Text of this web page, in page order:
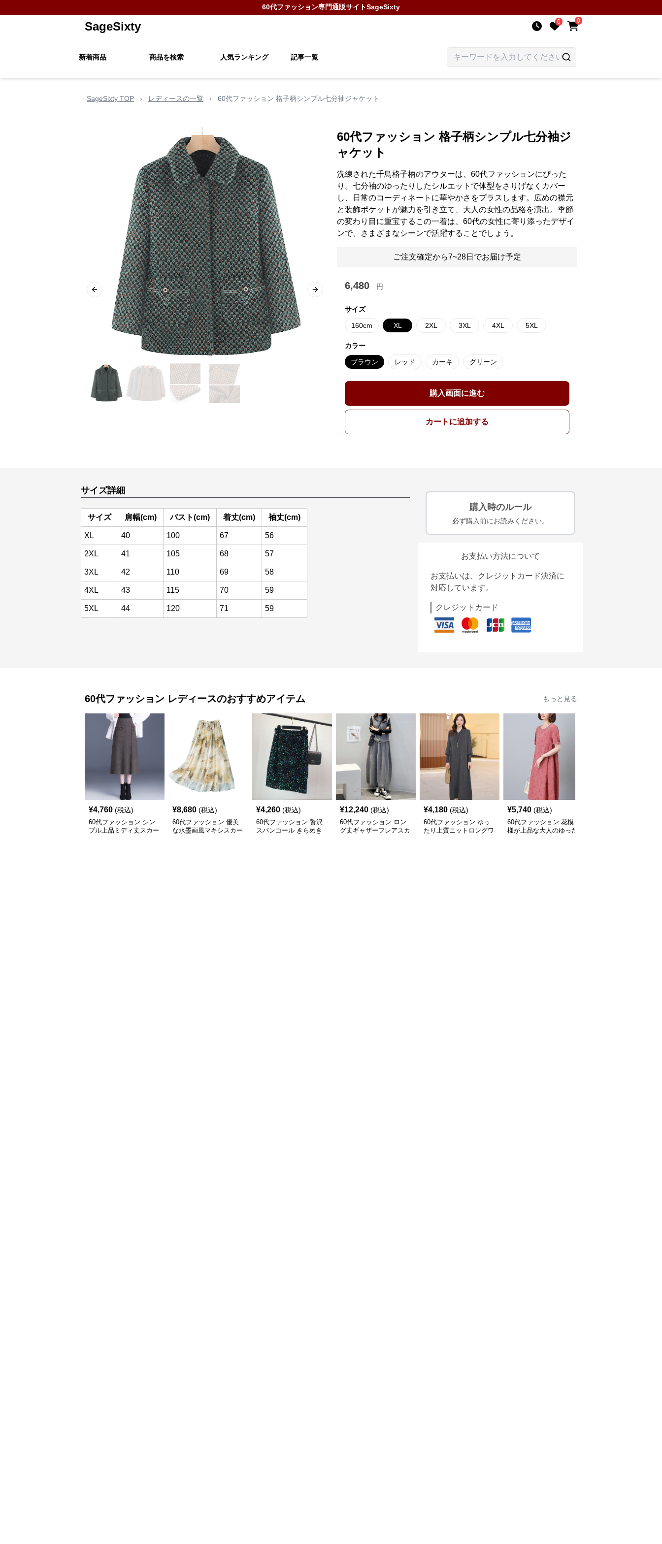
60代ファッション専門通販サイトSageSixty
SageSixty 0 0
新着商品 商品を検索 人気ランキング 記事一覧
SageSixty TOP › レディースの一覧 › 60代ファッション 格子柄シンプル七分袖ジャケット
Previous slide Next slide
60代ファッション 格子柄シンプル七分袖ジ
ャケット
洗練された千鳥格子柄のアウターは、60代ファッションにぴった
り。七分袖のゆったりしたシルエットで体型をさりげなくカバー
し、日常のコーディネートに華やかさをプラスします。広めの襟元
と装飾ポケットが魅力を引き立て、大人の女性の品格を演出。季節
の変わり目に重宝するこの一着は、60代の女性に寄り添ったデザイ
ンで、さまざまなシーンで活躍することでしょう。
ご注文確定から7~28日でお届け予定
6,480 円
サイズ
160cm XL 2XL 3XL 4XL 5XL
カラー
ブラウン レッド カーキ グリーン
購入画面に進む
カートに追加する
サイズ詳細
サイズ 肩幅(cm) バスト(cm) 着丈(cm) 袖丈(cm)
XL 40 100 67 56
2XL 41 105 68 57
3XL 42 110 69 58
4XL 43 115 70 59
5XL 44 120 71 59
購入時のルール
必ず購入前にお読みください。
お支払い方法について
お支払いは、クレジットカード決済に
対応しています。
クレジットカード
60代ファッション レディースのおすすめアイテム もっと見る
¥4,760 (税込)
60代ファッション シン
プル上品ミディ丈スカー
¥8,680 (税込)
60代ファッション 優美
な水墨画風マキシスカー
¥4,260 (税込)
60代ファッション 贅沢
スパンコール きらめき
¥12,240 (税込)
60代ファッション ロン
グ丈ギャザーフレアスカ
¥4,180 (税込)
60代ファッション ゆっ
たり上質ニットロングワ
¥5,740 (税込)
60代ファッション 花模
様が上品な大人のゆった